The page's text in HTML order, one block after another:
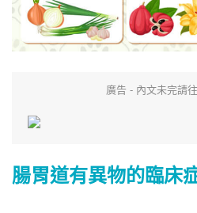
廣告 - 內文未完請
腸胃道有異物的臨床